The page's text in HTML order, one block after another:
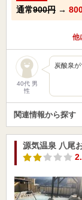
通常900円 →
他
40代 男
性
炭酸泉
関連情報から探す
源気温泉 八尾